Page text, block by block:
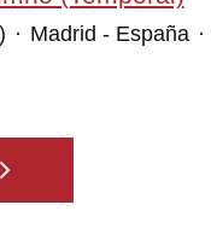
· Madrid - España ·